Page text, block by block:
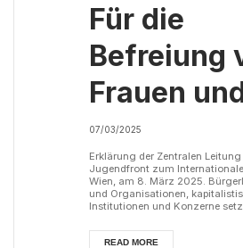
Für die
Befreiung
Frauen
Mädchen!
Kampf
07/03/2025
Erklärung der Zentralen Leitung
Jugendfront zum
Wien, am 8. März 2025.
und Organisationen,
Institutionen und Konzerne
sinnentleerten und
transformieren. Tatsächlich ist
READ MORE